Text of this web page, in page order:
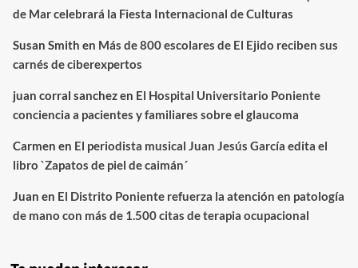
de Mar celebrará la Fiesta Internacional de Culturas
Susan Smith en Más de 800 escolares de El Ejido reciben sus
carnés de ciberexpertos
juan corral sanchezen El Hospital Universitario Poniente
conciencia a pacientes y familiares sobre el glaucoma
Carmen en El periodista musical Juan Jesús García edita el
libro `Zapatos de piel de caimán´
Juan en El Distrito Poniente refuerza la atención en patología
de mano con más de 1.500 citas de terapia ocupacional